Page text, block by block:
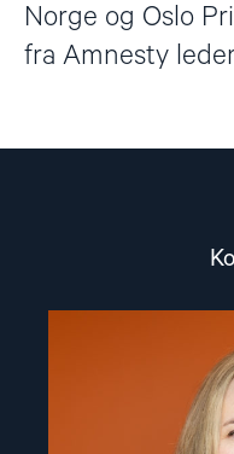
Norge og Oslo
fra Amnesty